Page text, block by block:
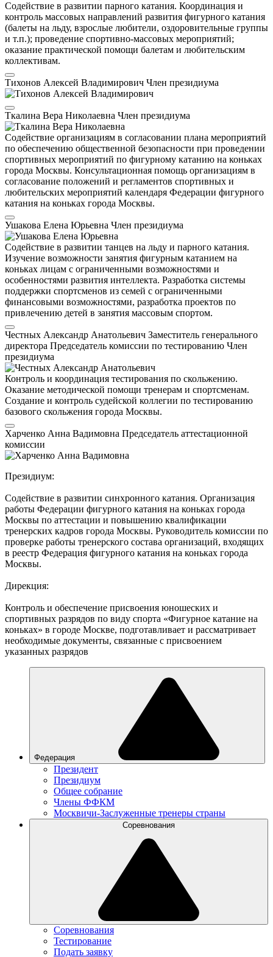
Содействие в развитии парного катания. Координация и
контроль массовых направлений развития фигурного катания
(балеты на льду, взрослые любители, оздоровительные группы
и т.п.); проведение спортивно-массовых мероприятий;
оказание практической помощи балетам и любительским
коллективам.
Тихонов Алексей Владимирович Член президиума
Ткалина Вера Николаевна Член президиума
Содействие организациям в согласовании плана мероприятий
по обеспечению общественной безопасности при проведении
спортивных мероприятий по фигурному катанию на коньках
города Москвы. Консультационная помощь организациям в
согласование положений и регламентов спортивных и
любительских мероприятий календаря Федерации фигурного
катания на коньках города Москвы.
Ушакова Елена Юрьевна Член президиума
Содействие в развитии танцев на льду и парного катания.
Изучение возможности занятия фигурным катанием на
коньках лицам с ограниченными возможностями и
особенностями развития интеллекта. Разработка системы
поддержки спортсменов из семей с ограниченными
финансовыми возможностями, разработка проектов по
привлечению детей в занятия массовым спортом.
Честных Александр Анатольевич Заместитель генерального
директора Председатель комиссии по тестированию Член
президиума
Контроль и координация тестирования по скольжению.
Оказание методической помощи тренерам и спортсменам.
Создание и контроль судейской коллегии по тестированию
базового скольжения города Москвы.
Харченко Анна Вадимовна Председатель аттестационной
комиссии
Президиум:
Содействие в развитии синхронного катания. Организация
работы Федерации фигурного катания на коньках города
Москвы по аттестации и повышению квалификации
тренерских кадров города Москвы. Руководитель комиссии по
проверке работы тренерского состава организаций, входящих
в реестр Федерация фигурного катания на коньках города
Москвы.
Дирекция:
Контроль и обеспечение присвоения юношеских и
спортивных разрядов по виду спорта «Фигурное катание на
коньках» в городе Москве, подготавливает и рассматривает
необходимые документы, связанные с присвоением
указанных разрядов
Федерация
Президент
Президиум
Общее собрание
Члены ФФКМ
Москвичи-Заслуженные тренеры страны
Соревнования
Соревнования
Тестирование
Подать заявку